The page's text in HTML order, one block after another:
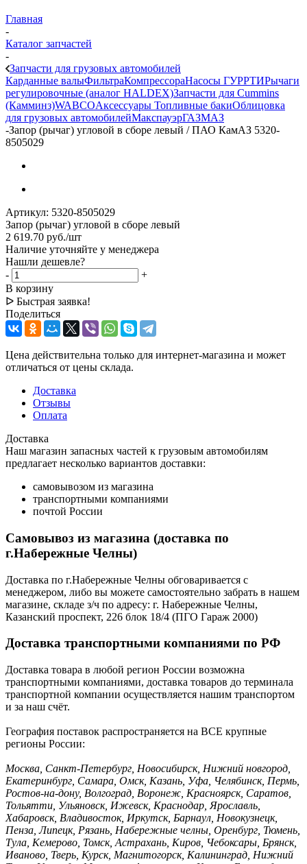
Главная
-
Каталог запчастей
-
Запчасти для грузовых автомобилей
Карданные валыФильтраКомпрессораНасосы ГУРРТИРычаги
регулировочные (аналог HALDEX)Запчасти для Cummins
(Камминз)WABCOАксессуары Топливные бакиОблицовка
для грузовых автомобилейМакспауэрГАЗМАЗ
-Запор (рычаг) угловой в сборе левый / ПАО КамАЗ 5320-
8505029
Артикул: 5320-8505029
Запор (рычаг) угловой в сборе левый
2 619.70 руб./шт
Наличие уточняйте у менеджера
Нашли дешевле?
-
+
В корзину
ᐅ Быстрая заявка!
Поделиться
Цена действительна только для интернет-магазина и может
отличаться от цены склада.
Доставка
Отзывы
Оплата
Доставка
Наш магазин запасных частей к грузовым автомобилям
предлагает несколько вариантов доставки:
самовывозом из магазина
транспортными компаниями
почтой России
Самовывоз из магазина (доставка по
г.Набережные Челны)
Доставка по г.Набережные Челны обговаривается с
менеджером, либо вы можете самостоятельно забрать в нашем
магазине, складе з/ч по адресу: г. Набережные Челны,
Казанский проспект, 226 блок 18/4 (ПГО Гараж 2000)
Доставка транспортными компаниями по РФ
Доставка товара в любой регион России возможна
транспортными компаниями, доставка товаров до терминала
транспортной компании осуществляется нашим транспортом
и за наш счёт.
География поставок распространяется на ВСЕ крупные
регионы России:
Москва, Санкт-Петербург, Новосибирск, Нижний новгород,
Екатеринбург, Самара, Омск, Казань, Уфа, Челябинск, Пермь,
Ростов-на-дону, Волгоград, Воронеж, Красноярск, Саратов,
Тольятти, Ульяновск, Ижевск, Краснодар, Ярославль,
Хабаровск, Владивосток, Иркутск, Барнаул, Новокузнецк,
Пенза, Липецк, Рязань, Набережные челны, Оренбург, Тюмень,
Тула, Кемерово, Томск, Астрахань, Киров, Чебоксары, Брянск,
Иваново, Тверь, Курск, Магнитогорск, Калининград, Нижний